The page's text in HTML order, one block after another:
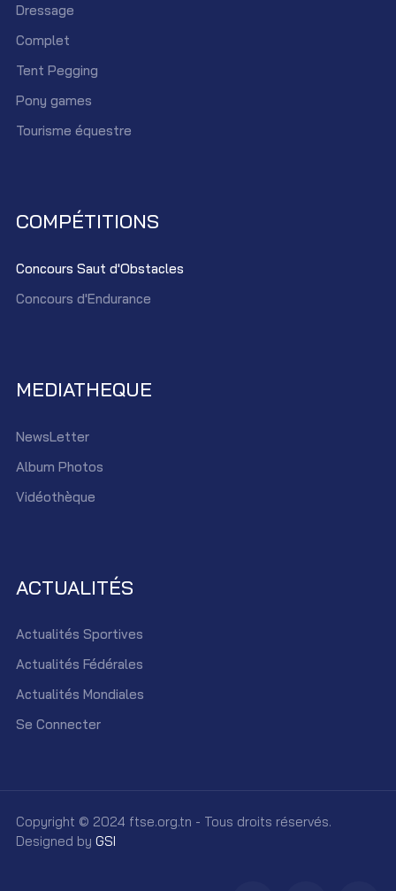
Dressage
Complet
Tent Pegging
Pony games
Tourisme équestre
COMPÉTITIONS
Concours Saut d'Obstacles
Concours d'Endurance
MEDIATHEQUE
NewsLetter
Album Photos
Vidéothèque
ACTUALITÉS
Actualités Sportives
Actualités Fédérales
Actualités Mondiales
Se Connecter
Copyright © 2024 ftse.org.tn - Tous droits réservés.
Designed by GSI